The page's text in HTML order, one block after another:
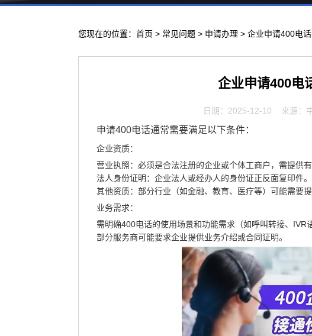
您现在的位置： 首页 > 常见问题 > 申请办理 > 企业申请400电
企业申请400电
日期：2025-12-10 来源：
申请400电话通常需要满足以下条件：
企业资质‌：
营业执照：必须是合法注册的企业或个体工商户，需提供
法人身份证明 ‌：企业法人或经办人的身份证正反面复印件。
其他资质：部分行业（如金融、教育、医疗等）可能需要
业务需求‌：
需明确400电话的使用场景和功能需求（如呼叫转接、IVR
部分服务商可能要求企业提供业务介绍或合同证明。